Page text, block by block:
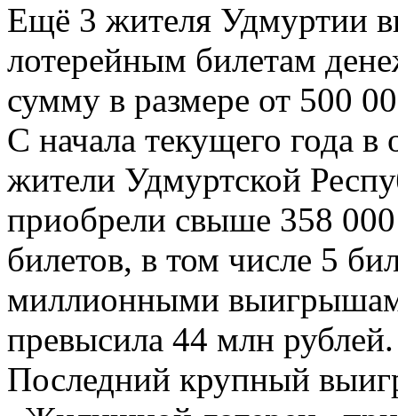
Ещё 3 жителя Удмуртии
лотерейным билетам
сумму в размере от 500
С начала текущего года
жители Удмуртской
приобрели свыше 358
билетов, в том числе 5
миллионными
превысила 44 млн рублей.
Последний крупный